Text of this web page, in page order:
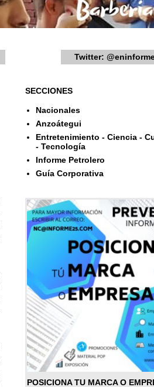
Twitter:
SECCIONES
Nacionales
Anzoátegui
Entretenimiento - Ciencia -
- Tecnología
Informe Petrolero
Guía Corporativa
POSICIONA TU MARCA O